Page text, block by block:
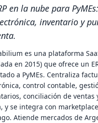
en la nube para
inventario y
es una plataforma
en 2015) que ofrece un
a PyMEs. Centraliza
control contable,
conciliación de ventas
y se integra con
Atiende mercados de